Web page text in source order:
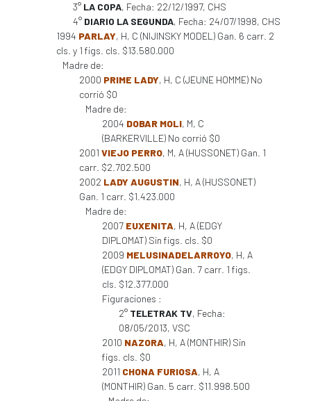
3° LA COPA, Fecha: 22/12/1997, CHS
4° DIARIO LA SEGUNDA, Fecha: 24/07/1998, CHS
1994 PARLAY, H, C (NIJINSKY MODEL) Gan. 6 carr. 2
cls. y 1 figs. cls. $13.580.000
Madre de:
2000 PRIME LADY, H, C (JEUNE HOMME) No
corrió $0
Madre de:
2004 DOBAR MOLI, M, C
(BARKERVILLE) No corrió $0
2001 VIEJO PERRO, M, A (HUSSONET) Gan. 1
carr. $2.702.500
2002 LADY AUGUSTIN, H, A (HUSSONET)
Gan. 1 carr. $1.423.000
Madre de:
2007 EUXENITA, H, A (EDGY
DIPLOMAT) Sin figs. cls. $0
2009 MELUSINADELARROYO, H, A
(EDGY DIPLOMAT) Gan. 7 carr. 1 figs.
cls. $12.377.000
Figuraciones :
2° TELETRAK TV, Fecha:
08/05/2013, VSC
2010 NAZORA, H, A (MONTHIR) Sin
figs. cls. $0
2011 CHONA FURIOSA, H, A
(MONTHIR) Gan. 5 carr. $11.998.500